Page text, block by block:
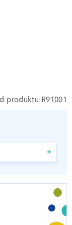
R91001
+